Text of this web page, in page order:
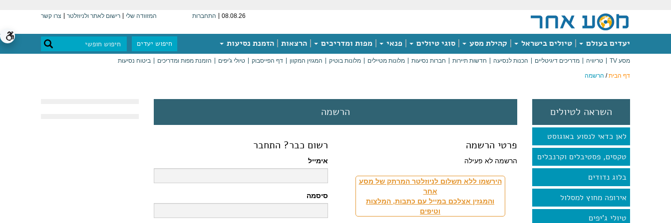
08.08.26 התחברות המזוודה שלי רישום לאתר ולניוזלטר צרו קשר
יעדים בעולם טיולים בישראל קהילת מסע סוגי טיולים פנאי מפות ומדריכים הרצאות הזמנת נסיעות חיפוש יעדים
מסע TV טריוויה מדריכים דיגיטליים הכנות לנסיעה חדשות תיירות חברות נסיעות מלונות מטיילים מלונות בוטיק המגזין המקוון דף הפייסבוק טיולי ג'יפים הזמנת מפות ומדריכים ביטוח נסיעות
דף הבית/ הרשמה
השראה לטיולים
לאן כדאי לנסוע באוגוסט
טקסים, פסטיבלים וקרנבלים
בלוג נדודים
אירופה מחוץ למסלול
טיולי ג'יפים
הרשמה
פרטי הרשמה
הרשמה לא פעילה
הירשמו ללא תשלום לניוזלטר המרתק של מסע
אחר
והמגזין אצלכם במייל עם כתבות, המלצות
וטיפים
רשום כבר? התחבר
אימייל
סיסמה